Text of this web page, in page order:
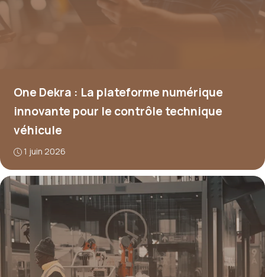
One Dekra : La plateforme numérique
innovante pour le contrôle technique
véhicule
1 juin 2026